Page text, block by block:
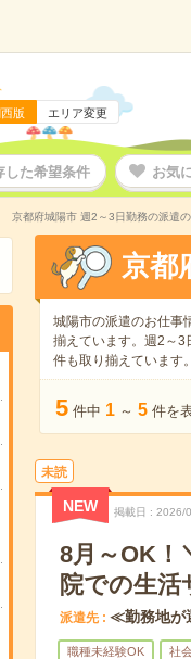
版 エリア変更
した希望条件 お気
京都府城陽市 週2～3日勤務の派遣
京都
城陽市の派遣のお仕事
揃えています。週2～3
件も取り揃えています。
5 件中 1 ～ 5 件を
未読
NEW 掲載日 2026/
8月～OK！
院での生活
派遣先 ≪勤務地が
職種未経験OK 社